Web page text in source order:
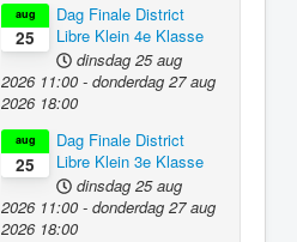
25
aug
Dag Finale District
Libre Klein 4e Klasse
dinsdag 25 aug
2026 11:00 - donderdag 27 aug
2026 18:00
25
aug
Dag Finale District
Libre Klein 3e Klasse
dinsdag 25 aug
2026 11:00 - donderdag 27 aug
2026 18:00